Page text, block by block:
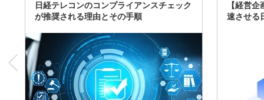
「日経POS情報マーケットレポート」の最新版、10～3月実
績の市場動向を速報
「東洋経済会社四季報」2026年夏号に更新、新たに2027年
度の予想を実施
日経テレコンのコンプライアンスチェック
が推奨される理由とその手順
【経営
速させる